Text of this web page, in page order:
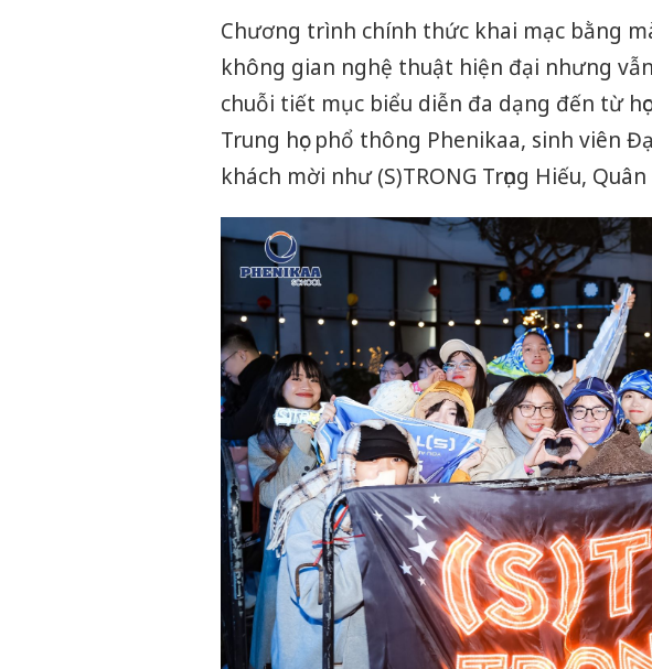
Chương trình chính thức khai mạc bằng
không gian nghệ thuật hiện đại nhưng
chuỗi tiết mục biểu diễn đa dạng đến từ học
Trung học phổ thông Phenikaa, sinh viên
khách mời như (S)TRONG Trọng Hiếu,